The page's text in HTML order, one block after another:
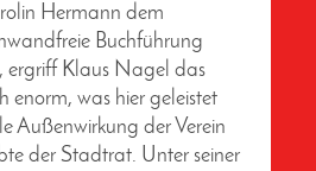
Hermann dem
Buchführung
ergriff Klaus Nagel das
enorm, was hier geleistet
Außenwirkung der Verein
der Stadtrat. Unter seiner